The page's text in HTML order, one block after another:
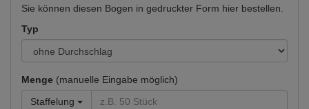
Sie können diesen Bogen in gedruckter Form hier bestellen.
Typ
Menge (manuelle Eingabe möglich)
Staffelung